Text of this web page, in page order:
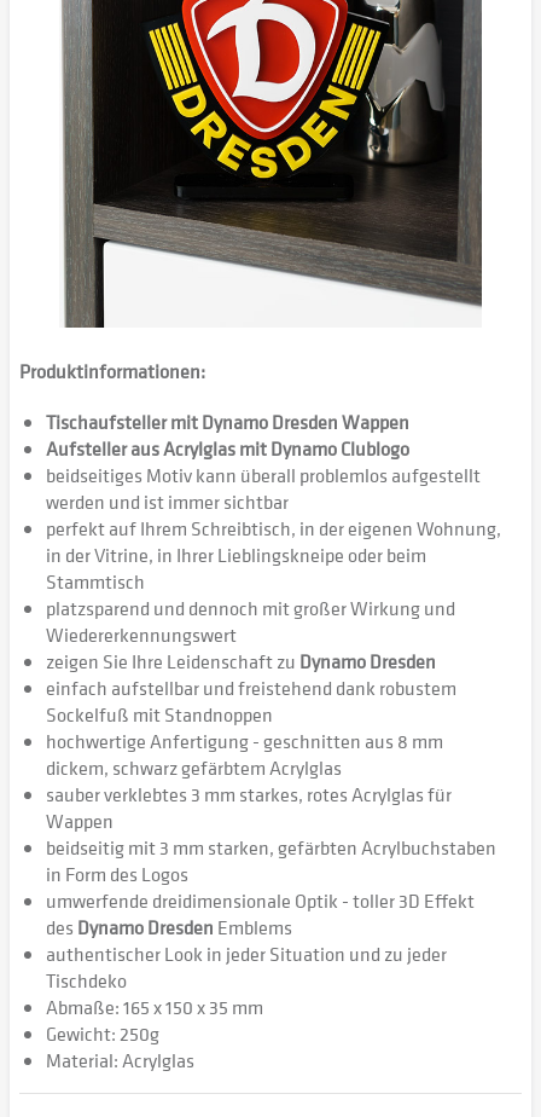
Produktinformationen:
Tischaufsteller mit Dynamo Dresden Wappen
Aufsteller aus Acrylglas mit Dynamo Clublogo
beidseitiges Motiv kann überall problemlos aufgestellt
werden und ist immer sichtbar
perfekt auf Ihrem Schreibtisch, in der eigenen Wohnung,
in der Vitrine, in Ihrer Lieblingskneipe oder beim
Stammtisch
platzsparend und dennoch mit großer Wirkung und
Wiedererkennungswert
zeigen Sie Ihre Leidenschaft zu Dynamo Dresden
einfach aufstellbar und freistehend dank robustem
Sockelfuß mit Standnoppen
hochwertige Anfertigung - geschnitten aus 8 mm
dickem, schwarz gefärbtem Acrylglas
sauber verklebtes 3 mm starkes, rotes Acrylglas für
Wappen
beidseitig mit 3 mm starken, gefärbten Acrylbuchstaben
in Form des Logos
umwerfende dreidimensionale Optik - toller 3D Effekt
des Dynamo Dresden Emblems
authentischer Look in jeder Situation und zu jeder
Tischdeko
Abmaße: 165 x 150 x 35 mm
Gewicht: 250g
Material: Acrylglas